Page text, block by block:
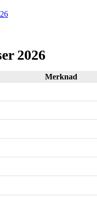
2026
Merknad